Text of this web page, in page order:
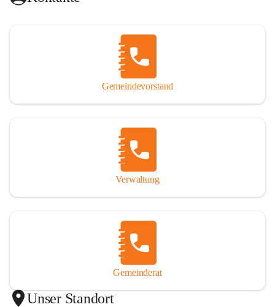
Gemeindevorstand
Verwaltung
Gemeinderat
Unser Standort